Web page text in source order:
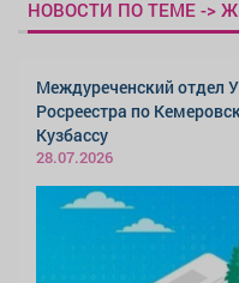
НОВОСТИ ПО ТЕМЕ ->
Междуреченский отдел
Росреестра по
Кузбассу
28.07.2026